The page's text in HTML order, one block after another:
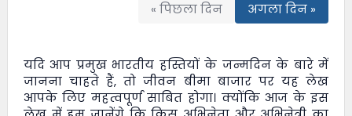
« पिछला दिन अगला दिन »
यदि आप प्रमुख भारतीय हस्तियों के जन्मदिन के बारे में
जानना चाहते हैं, तोजीवन बीमा बाजारपर यह लेख
आपके लिए महत्वपूर्ण साबित होगा। क्योंकि आज के इस